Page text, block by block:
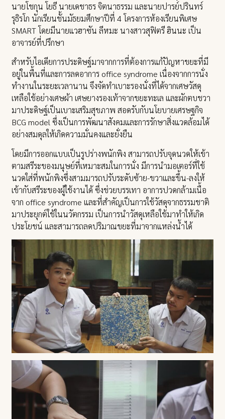
นายโชกุน โยธี นายเดชาธร จิตนาธรรม และนายปารย์ปรินทร์
รุธิรโก นักเรียนชั้นมัธยมศึกษาปีที่ 4 โครงการห้องเรียนพิเศษ
SMART โดยมีนายแวฮาซัน ลีหมะ นางสาวสุฟิตรี ฮินนะ เป็น
อาจารย์ที่ปรึกษา
สำหรับไอเดียการประดิษฐ์มาจากการที่ต้องการแก้ปัญหาขยะที่มี
อยู่ในพื้นที่และการลดอาการ office syndrome เนื่องจากการนั่ง
ทำงานในระยะเวลานาน จึงจัดทำเบาะรองนั่งที่ได้จากเศษวัสดุ
เหลือใช้อย่างเศษผ้า เศษยางรองเท้าจากขยะทะเล และผักตบชวา
มาประดิษฐ์เป็นเบาะเสริมสุขภาพ สอดรับกับนโยบายเศรษฐกิจ
BCG model ซึ่งเป็นการพัฒนาสังคมและการรักษาสิ่งแวดล้อมได้
อย่างสมดุลให้เกิดความมั่นคงและยั่งยืน
โดยมีการออกแบบเป็นรูปร่างพนักพิง สามารถปรับจุดนวดให้เข้า
ตามสรีระของมนุษย์ที่เหมาะสมในการนั่ง มีการนำมอเตอร์ที่ใช้
นวดใส่ที่พนักพิงซึ่งสามมารถปรับระดับซ้าย-ขวาและขึ้น-ลงให้
เข้ากับสรีระของผู้ใช้งานได้ ซึ่งช่วยบรรเทา อาการปวดกล้ามเนื้อ
จาก office syndrome และที่สำคัญเป็นการใช้วัสดุจากธรรมชาติ
มาประยุกต์ใช้ในนวัตกรรม เป็นการนำวัสดุเหลือใช้มาทำให้เกิด
ประโยชน์ และสามารถลดปริมาณขยะที่มาจากแหล่งน้ำได้